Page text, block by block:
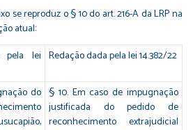
se reproduz o § 10 do art. 216-A da LRP na
atual:
pela lei Redação dada pela lei 14.382/22
do § 10. Em caso de impugnação
justificada do pedido de
reconhecimento extrajudicial